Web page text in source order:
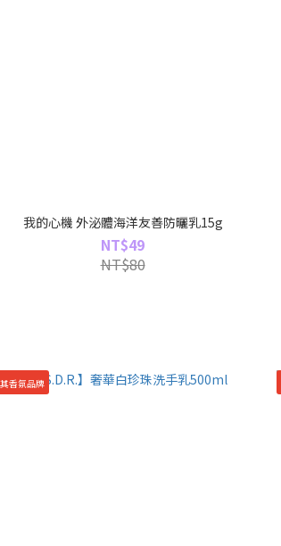
我的心機 外泌體海洋友善防曬乳15g
NT$49
NT$80
香氛品牌